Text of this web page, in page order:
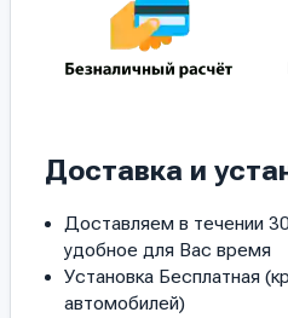
Доставка и
Доставляем в течении
удобное для Вас время
Установка Бесплатная
автомобилей)